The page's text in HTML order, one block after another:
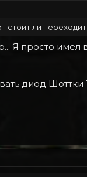
стоит ли
Я просто имел
диод Шоттки